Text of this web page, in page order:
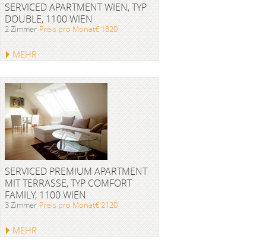
SERVICED APARTMENT WIEN, TYP
DOUBLE, 1100 WIEN
2 Zimmer Preis pro Monat€ 1320
MEHR
SERVICED PREMIUM APARTMENT
MIT TERRASSE, TYP COMFORT
FAMILY, 1100 WIEN
3 Zimmer Preis pro Monat€ 2120
MEHR